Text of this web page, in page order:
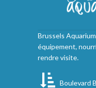
Brussels
équipement,
rendre visite.
Boulevard